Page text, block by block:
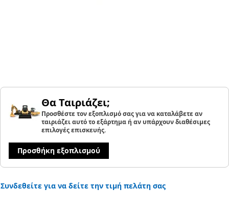
Θα Ταιριάζει;
Προσθέστε τον εξοπλισμό σας για να καταλάβετε αν
ταιριάζει αυτό το εξάρτημα ή αν υπάρχουν διαθέσιμες
επιλογές επισκευής.
Προσθήκη εξοπλισμού
Συνδεθείτε για να δείτε την τιμή πελάτη σας